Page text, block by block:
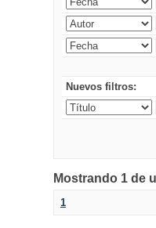
Nuevos filtros:
Mostrando 1 de
1